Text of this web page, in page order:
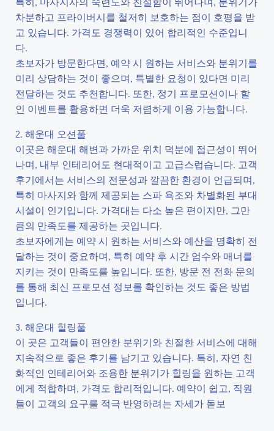
차분하고 프라이버시를 철저히 보호하는 점이 호평을 받
고 있습니다. 가격도 경쟁력이 있어 합리적인 수준입니
다.
초보자가 방문한다면, 예약 시 원하는 서비스와 분위기를
미리 상담하는 것이 좋으며, 특별한 요청이 있다면 미리
전달하는 것도 추천합니다. 또한, 정기 프로모션이나 할
인 이벤트를 활용하면 더욱 저렴하게 이용 가능합니다.
2. 해운대 오션풀
이곳은 해운대 해변과 가까운 위치 덕분에 접근성이 뛰어
나며, 내부 인테리어도 현대적이고 고급스럽습니다. 고객
후기에서는 서비스의 전문성과 깔끔한 환경이 언급되며,
특히 마사지와 함께 제공되는 스파 욕조와 차별화된 부대
시설이 인기입니다. 가격대는 다소 높은 편이지만, 그만
큼의 만족도를 제공하는 곳입니다.
초보자에게는 예약 시 원하는 서비스와 예산을 명확히 전
달하는 것이 중요하며, 특히 예약 후 시간 엄수와 매너를
지키는 것이 만족도를 높입니다. 또한, 방문 전 전화 문의
를 통해 최신 프로모션 정보를 확인하는 것도 좋은 방법
입니다.
3. 해운대 힐링풀
이 곳은 고객들이 편안한 분위기와 친절한 서비스에 대해
지속적으로 좋은 후기를 남기고 있습니다. 특히, 자연 친
화적인 인테리어와 조용한 분위기가 힐링을 원하는 고객
에게 적합하며, 가격도 합리적입니다. 예약이 쉽고, 직원
들이 고객의 요구를 적극 반영하려는 자세가 돋보